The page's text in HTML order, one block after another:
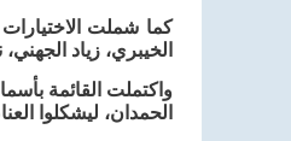
كما شملت
الخيبري، زياد
واكتملت القائمة
الحمدان، ليشكلوا